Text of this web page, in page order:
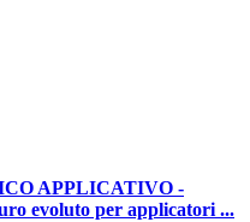
APPLICATIVO -
evoluto per applicatori ...